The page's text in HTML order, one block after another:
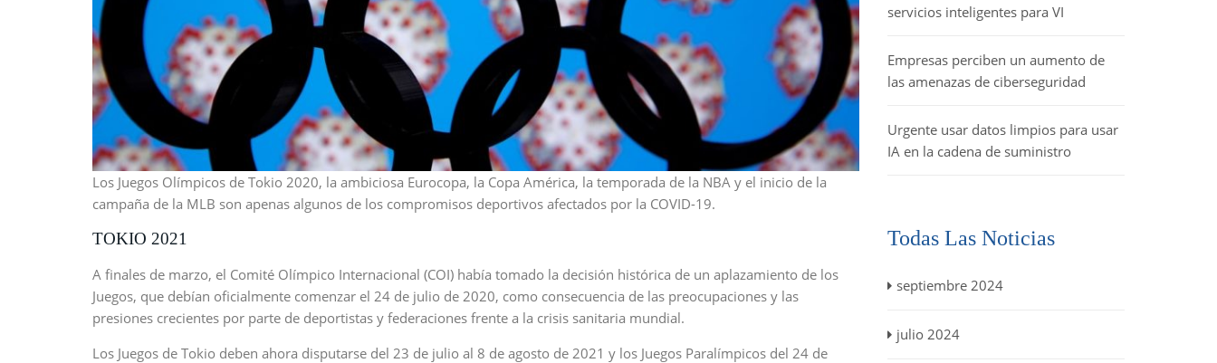
Los Juegos Olímpicos de Tokio 2020, la ambiciosa Eurocopa, la Copa América, la temporada de la NBA y el inicio de la
campaña de la MLB son apenas algunos de los compromisos deportivos afectados por la COVID-19.
TOKIO 2021
A finales de marzo, el Comité Olímpico Internacional (COI) había tomado la decisión histórica de un aplazamiento de los
Juegos, que debían oficialmente comenzar el 24 de julio de 2020, como consecuencia de las preocupaciones y las
presiones crecientes por parte de deportistas y federaciones frente a la crisis sanitaria mundial.
Los Juegos de Tokio deben ahora disputarse del 23 de julio al 8 de agosto de 2021 y los Juegos Paralímpicos del 24 de
servicios inteligentes para VI
Empresas perciben un aumento de
las amenazas de ciberseguridad
Urgente usar datos limpios para usar
IA en la cadena de suministro
Todas Las Noticias
septiembre 2024
julio 2024